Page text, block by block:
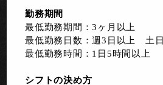
勤務期間
最低勤務期間：3ヶ月以上
最低勤務日数：週3日以上 土
最低勤務時間：1日5時間以上
シフトの決め方